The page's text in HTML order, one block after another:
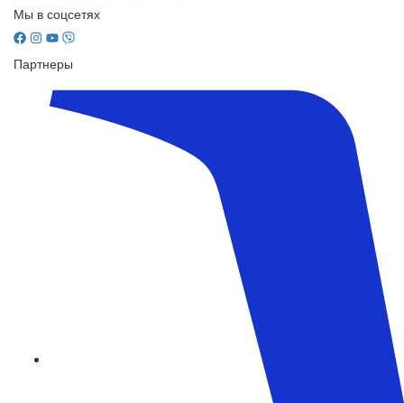
Мы в соцсетях
Партнеры